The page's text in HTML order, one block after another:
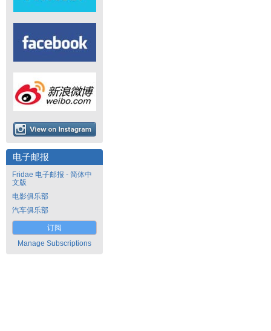
电子邮报
Fridae 电子邮报 - 简体中
文版
电影俱乐部
汽车俱乐部
订阅
Manage Subscriptions